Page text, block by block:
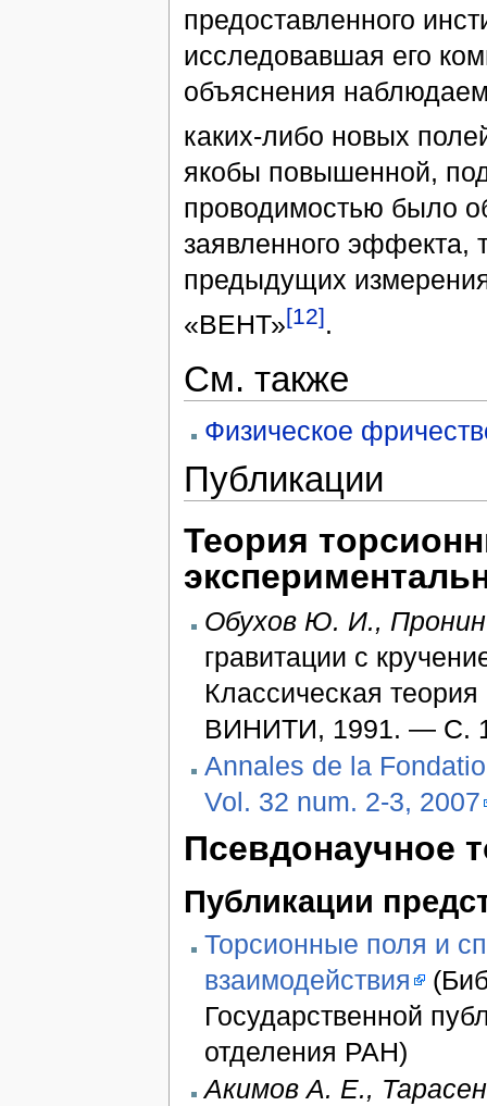
предоставленного
исследовавшая его
объяснения
каких-либо новых
якобы повышенной,
проводимостью было
заявленного эффекта,
предыдущих
«ВЕНТ»[12].
См. также
Физическое
Публикации
Теория
Обухов Ю. И.,
гравитации с
Классическая
ВИНИТИ, 1991. — С.
Annales de la
Vol. 32 num. 2-3, 2007
Псевдонаучное
Публикации
Торсионные поля и
взаимодействия
Государственной
отделения РАН)
Акимов А. Е.,